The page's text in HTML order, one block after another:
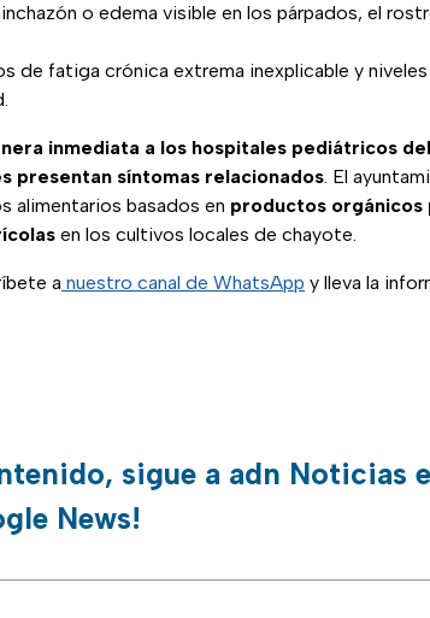
o edema visible en los párpados, el
de fatiga crónica extrema inexplicable y
inmediata a los hospitales pediátricos
presentan síntomas relacionados. El
alimentarios basados en productos orgánicos
en los cultivos locales de chayote.
a nuestro canal de WhatsApp y lleva la
sigue a adn Noticias
News!